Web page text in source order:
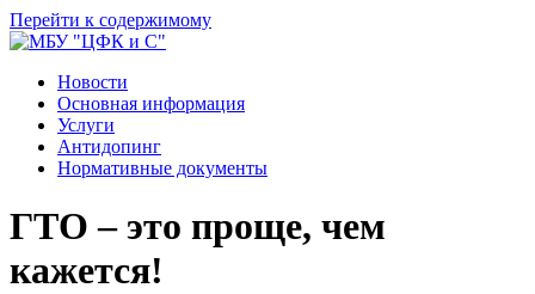
Перейти к содержимому
Новости
Основная информация
Услуги
Антидопинг
Нормативные документы
ГТО – это проще, чем
кажется!